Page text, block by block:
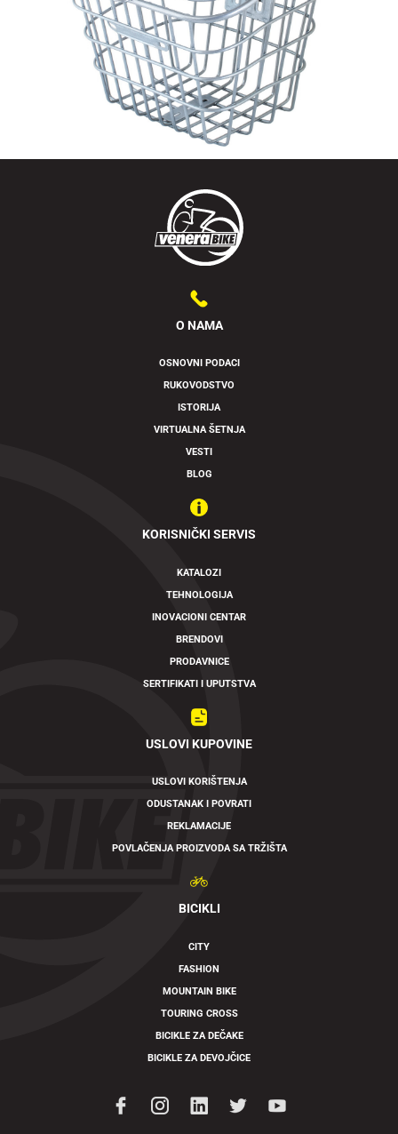
O NAMA
OSNOVNI PODACI
RUKOVODSTVO
ISTORIJA
VIRTUALNA ŠETNJA
VESTI
BLOG
KORISNIČKI SERVIS
KATALOZI
TEHNOLOGIJA
INOVACIONI CENTAR
BRENDOVI
PRODAVNICE
SERTIFIKATI I UPUTSTVA
USLOVI KUPOVINE
USLOVI KORIŠTENJA
ODUSTANAK I POVRATI
REKLAMACIJE
POVLAČENJA PROIZVODA SA TRŽIŠTA
BICIKLI
CITY
FASHION
MOUNTAIN BIKE
TOURING CROSS
BICIKLE ZA DEČAKE
BICIKLE ZA DEVOJČICE